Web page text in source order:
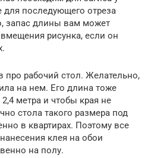
для последующего отреза
запас длины вам может
рисунка, если он
про рабочий стол. Желательно,
на нем. Его длина тоже
метра и чтобы края не
стола такого размера под
в квартирах. Поэтому все
клея на обои
на полу.